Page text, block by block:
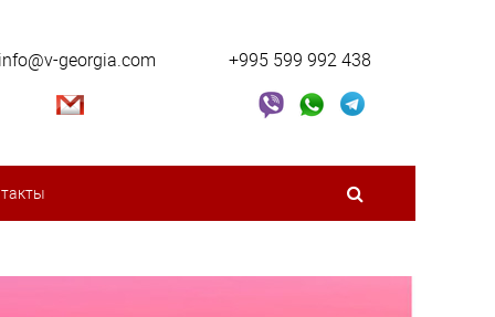
georgia.com +995 599 992 438